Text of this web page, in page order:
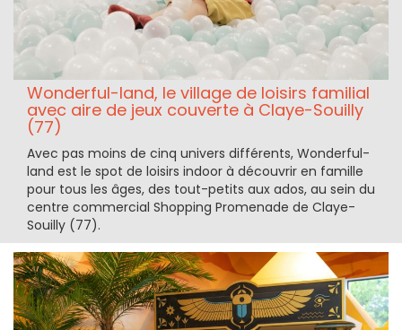
Wonderful-land, le village de loisirs familial
avec aire de jeux couverte à Claye-Souilly
(77)
Avec pas moins de cinq univers différents, Wonderful-
land est le spot de loisirs indoor à découvrir en famille
pour tous les âges, des tout-petits aux ados, au sein du
centre commercial Shopping Promenade de Claye-
Souilly (77).